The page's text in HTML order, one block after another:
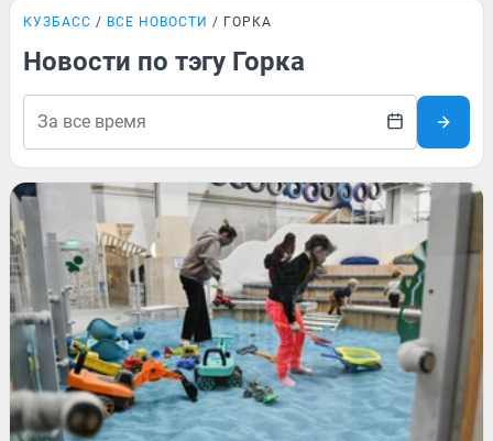
КУЗБАСС ВСЕ НОВОСТИ ГОРКА
Новости по тэгу Горка